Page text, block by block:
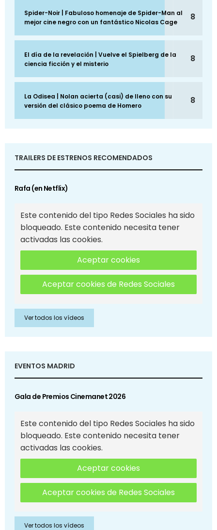
Spider-Noir | Fabuloso homenaje de Spider-Man al
mejor cine negro con un fantástico Nicolas Cage
8
El día de la revelación | Vuelve el Spielberg de la
ciencia ficción y el misterio
8
La Odisea | Nolan acierta (casi) de lleno con su
versión del clásico poema de Homero
8
TRAILERS DE ESTRENOS RECOMENDADOS
Rafa (en Netflix)
Este contenido del tipo Redes Sociales ha sido
bloqueado. Este contenido necesita tener
activadas las cookies.
Aceptar cookies
Aceptar cookies de Redes Sociales
Ver todos los vídeos
EVENTOS MADRID
Gala de Premios Cinemanet 2026
Este contenido del tipo Redes Sociales ha sido
bloqueado. Este contenido necesita tener
activadas las cookies.
Aceptar cookies
Aceptar cookies de Redes Sociales
Ver todos los vídeos